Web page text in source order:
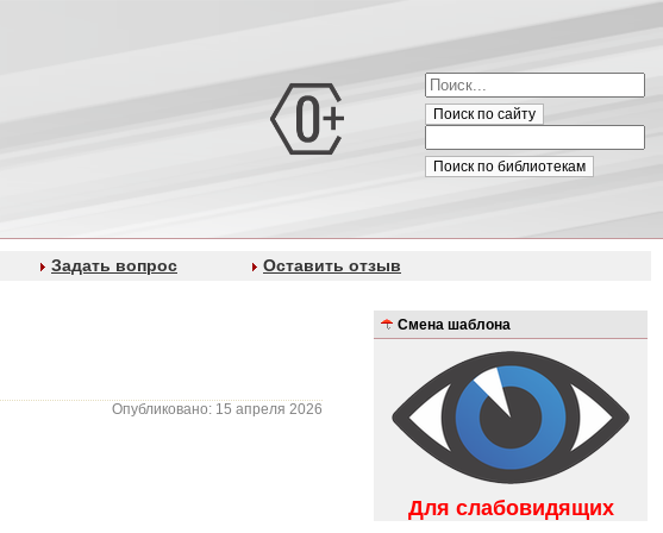
Поиск по сайту
Поиск по библиотекам
Задать вопрос Оставить отзыв
Опубликовано: 15 апреля 2026
Смена шаблона
Для слабовидящих